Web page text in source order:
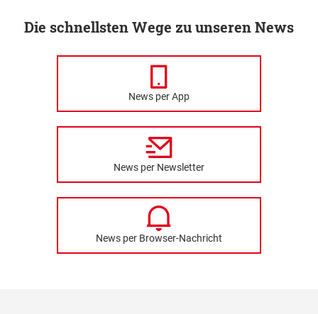
Die schnellsten Wege zu unseren News
News per App
News per Newsletter
News per Browser-Nachricht